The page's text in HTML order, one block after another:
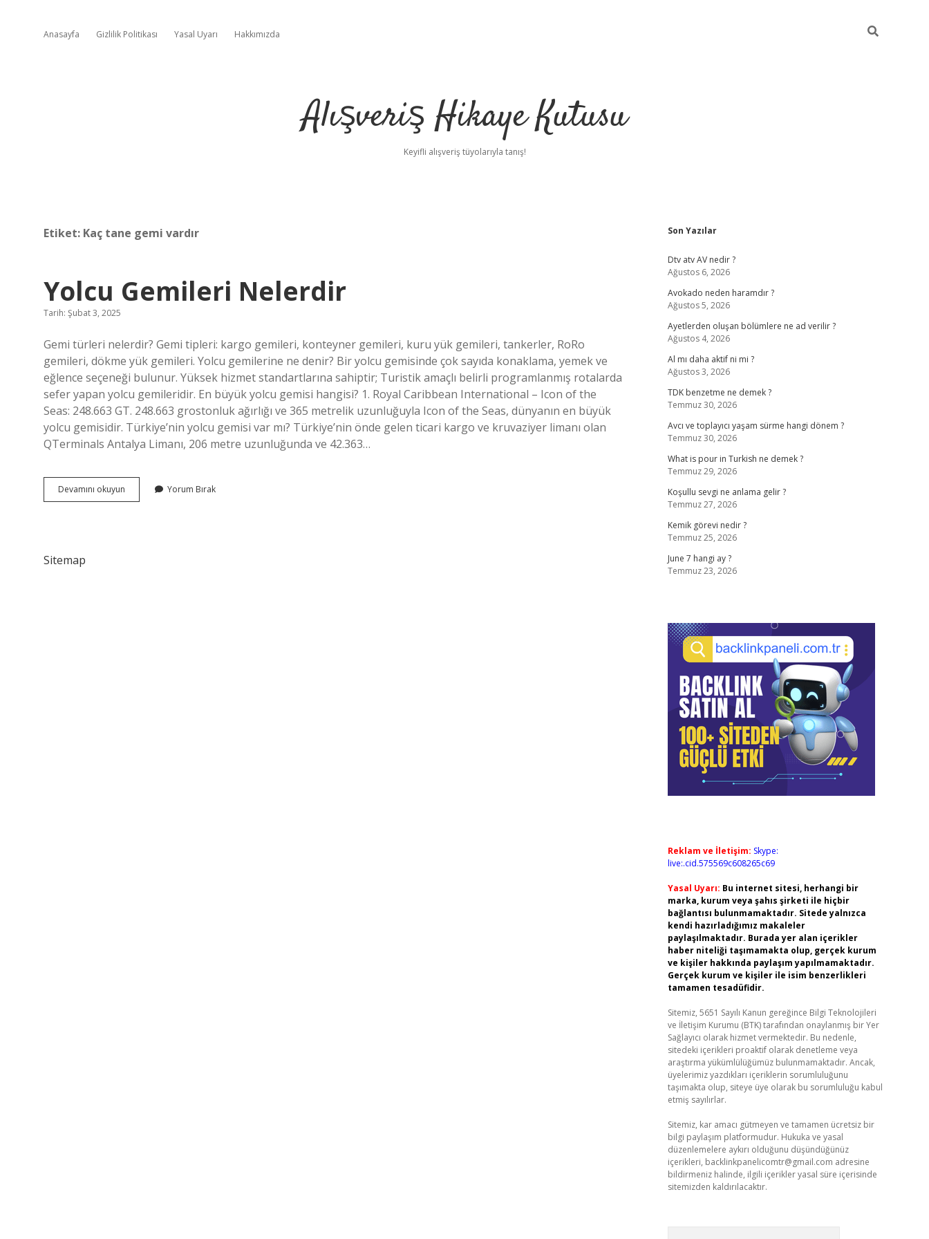
Anasayfa Gizlilik Politikası Yasal Uyarı Hakkımızda
Alışveriş Hikaye Kutusu
Keyifli alışveriş tüyolarıyla tanış!
Etiket: Kaç tane gemi vardır
Yolcu Gemileri Nelerdir
Tarih: Şubat 3, 2025
Gemi türleri nelerdir? Gemi tipleri: kargo gemileri, konteyner gemileri, kuru yük gemileri, tankerler, RoRo
gemileri, dökme yük gemileri. Yolcu gemilerine ne denir? Bir yolcu gemisinde çok sayıda konaklama, yemek ve
eğlence seçeneği bulunur. Yüksek hizmet standartlarına sahiptir; Turistik amaçlı belirli programlanmış rotalarda
sefer yapan yolcu gemileridir. En büyük yolcu gemisi hangisi? 1. Royal Caribbean International – Icon of the
Seas: 248.663 GT. 248.663 grostonluk ağırlığı ve 365 metrelik uzunluğuyla Icon of the Seas, dünyanın en büyük
yolcu gemisidir. Türkiye’nin yolcu gemisi var mı? Türkiye’nin önde gelen ticari kargo ve kruvaziyer limanı olan
QTerminals Antalya Limanı, 206 metre uzunluğunda ve 42.363…
Devamını okuyun
Gemileri
Yorum Bırak
Sitemap
Sidebar
Son Yazılar
Dtv atv AV nedir ?
Ağustos 6, 2026
Avokado neden haramdır ?
Ağustos 5, 2026
Ayetlerden oluşan bölümlere ne ad verilir ?
Ağustos 4, 2026
Al mı daha aktif ni mi ?
Ağustos 3, 2026
TDK benzetme ne demek ?
Temmuz 30, 2026
Avcı ve toplayıcı yaşam sürme hangi dönem ?
Temmuz 30, 2026
What is pour in Turkish ne demek ?
Temmuz 29, 2026
Koşullu sevgi ne anlama gelir ?
Temmuz 27, 2026
Kemik görevi nedir ?
Temmuz 25, 2026
June 7 hangi ay ?
Temmuz 23, 2026
Reklam ve İletişim: Skype:
live:.cid.575569c608265c69
Yasal Uyarı: Bu internet sitesi, herhangi bir
marka, kurum veya şahıs şirketi ile hiçbir
bağlantısı bulunmamaktadır. Sitede yalnızca
kendi hazırladığımız makaleler
paylaşılmaktadır. Burada yer alan içerikler
haber niteliği taşımamakta olup, gerçek kurum
ve kişiler hakkında paylaşım yapılmamaktadır.
Gerçek kurum ve kişiler ile isim benzerlikleri
tamamen tesadüfidir.
Sitemiz, 5651 Sayılı Kanun gereğince Bilgi Teknolojileri
ve İletişim Kurumu (BTK) tarafından onaylanmış bir Yer
Sağlayıcı olarak hizmet vermektedir. Bu nedenle,
sitedeki içerikleri proaktif olarak denetleme veya
araştırma yükümlülüğümüz bulunmamaktadır. Ancak,
üyelerimiz yazdıkları içeriklerin sorumluluğunu
taşımakta olup, siteye üye olarak bu sorumluluğu kabul
etmiş sayılırlar.
Sitemiz, kar amacı gütmeyen ve tamamen ücretsiz bir
bilgi paylaşım platformudur. Hukuka ve yasal
düzenlemelere aykırı olduğunu düşündüğünüz
içerikleri, backlinkpanelicomtr@gmail.com adresine
bildirmeniz halinde, ilgili içerikler yasal süre içerisinde
sitemizden kaldırılacaktır.